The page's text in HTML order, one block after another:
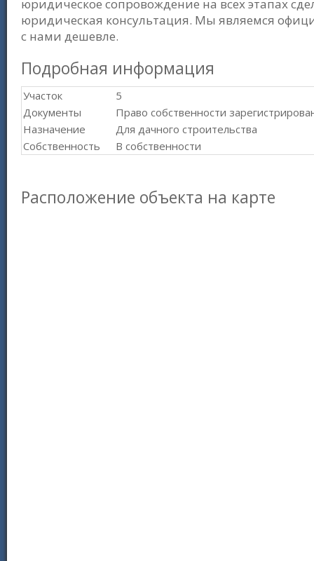
юридическое сопровождение на всех этапах
юридическая консультация. Мы являемся
с нами дешевле.
Подробная информация
Участок
5
Документы
Право собственности
Назначение
Для дачного строительства
Собственность
В собственности
Расположение объекта на карте